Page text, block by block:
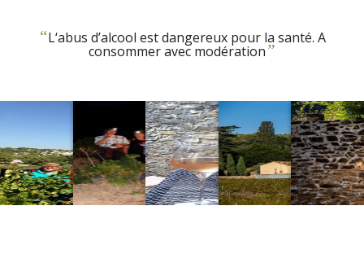
“L‘abus d’alcool est dangereux pour la santé. A
consommer avec modération”